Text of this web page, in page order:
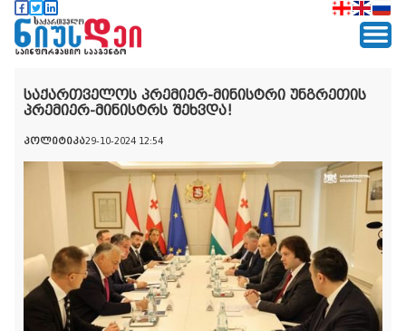
საქართველოს პრემიერ-მინისტრი უნგრეთის
პრემიერ-მინისტრს შეხვდა!
პოლიტიკა29-10-2024 12:54